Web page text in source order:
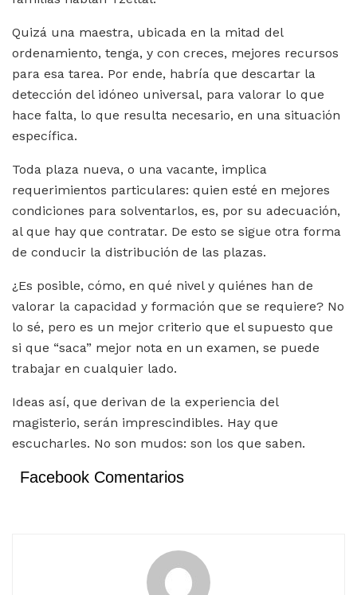
Quizá una maestra, ubicada en la mitad del
ordenamiento, tenga, y con creces, mejores recursos
para esa tarea. Por ende, habría que descartar la
detección del idóneo universal, para valorar lo que
hace falta, lo que resulta necesario, en una situación
específica.
Toda plaza nueva, o una vacante, implica
requerimientos particulares: quien esté en mejores
condiciones para solventarlos, es, por su adecuación,
al que hay que contratar. De esto se sigue otra forma
de conducir la distribución de las plazas.
¿Es posible, cómo, en qué nivel y quiénes han de
valorar la capacidad y formación que se requiere? No
lo sé, pero es un mejor criterio que el supuesto que
si que “saca” mejor nota en un examen, se puede
trabajar en cualquier lado.
Ideas así, que derivan de la experiencia del
magisterio, serán imprescindibles. Hay que
escucharles. No son mudos: son los que saben.
Facebook Comentarios